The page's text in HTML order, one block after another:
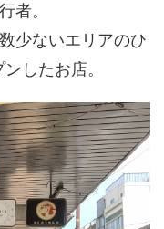
者。
少ないエリアのひ
したお店。